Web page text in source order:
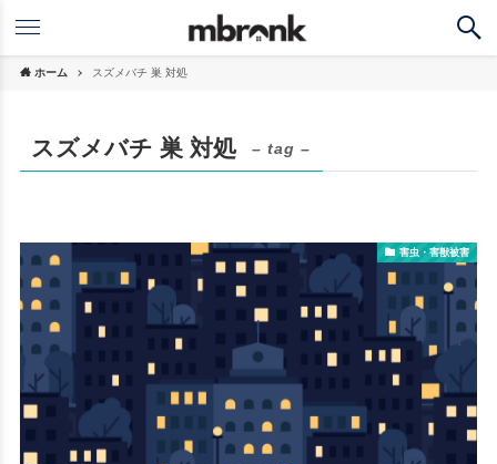
ホーム スズメバチ 巣 対処
スズメバチ 巣 対処 – tag –
害虫・害獣被害